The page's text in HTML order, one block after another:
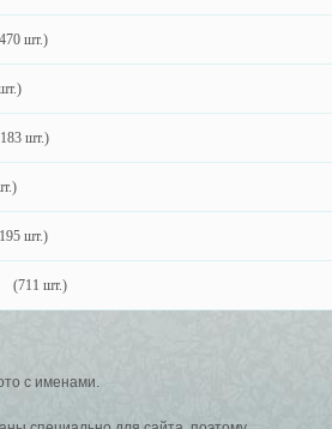
шт.)
шт.)
шт.)
(711 шт.)
с именами.